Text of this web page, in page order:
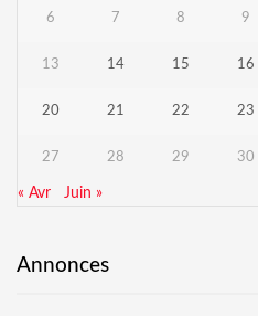
6 7 8 9
13 14 15 16
20 21 22 23
27 28 29 30
« Avr Juin »
Annonces